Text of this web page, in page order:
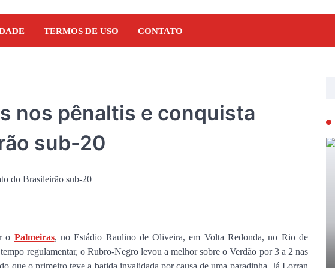
TERMOS DE USO CONTATO
nos pênaltis e conquista
sub-20
o Palmeiras, no Estádio Raulino de Oliveira, em Volta Redonda, no Rio de
regulamentar, o Rubro-Negro levou a melhor sobre o Verdão por 3 a 2 nas
que o primeiro teve a batida invalidada por causa de uma paradinha. Já Lorran
NOTÍCIAS
Orleans Brandão recebe apoio de